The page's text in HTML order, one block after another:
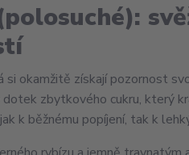
okamžitě získají pozornost
zbytkového cukru, který
k běžnému popíjení, tak k